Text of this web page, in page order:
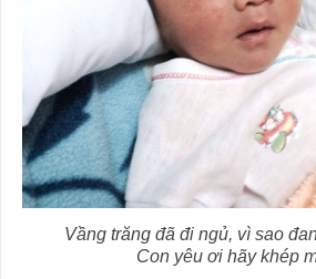
Vầng trăng đã đi ngủ, vì sao
Con yêu ơi hãy khép